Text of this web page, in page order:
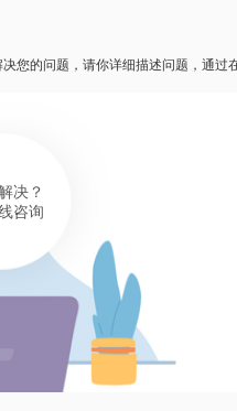
决您的问题，请你详细描述问题，通过
决？
咨询